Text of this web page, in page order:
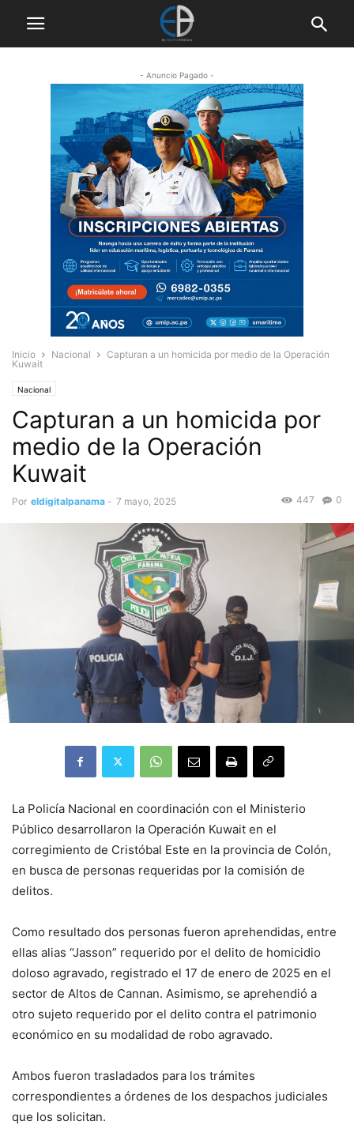
- Anuncio Pagado -
Inicio Nacional
Capturan a un homicida por medio de la Operación
Kuwait
Nacional
Capturan a un homicida por
medio de la Operación
Kuwait
Por eldigitalpanama - 7 mayo, 2025 0
447
La Policía Nacional en coordinación con el Ministerio
Público desarrollaron la Operación Kuwait en el
corregimiento de Cristóbal Este en la provincia de Colón,
en busca de personas requeridas por la comisión de
delitos.
Como resultado dos personas fueron aprehendidas, entre
ellas alias “Jasson” requerido por el delito de homicidio
doloso agravado, registrado el 17 de enero de 2025 en el
sector de Altos de Cannan. Asimismo, se aprehendió a
otro sujeto requerido por el delito contra el patrimonio
económico en su modalidad de robo agravado.
Ambos fueron trasladados para los trámites
correspondientes a órdenes de los despachos judiciales
que los solicitan.